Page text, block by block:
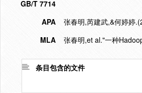
GB/T 7714
APA
张春明,芮建武,&何婷婷
MLA
张春明,et al."一种
条目包含的文件